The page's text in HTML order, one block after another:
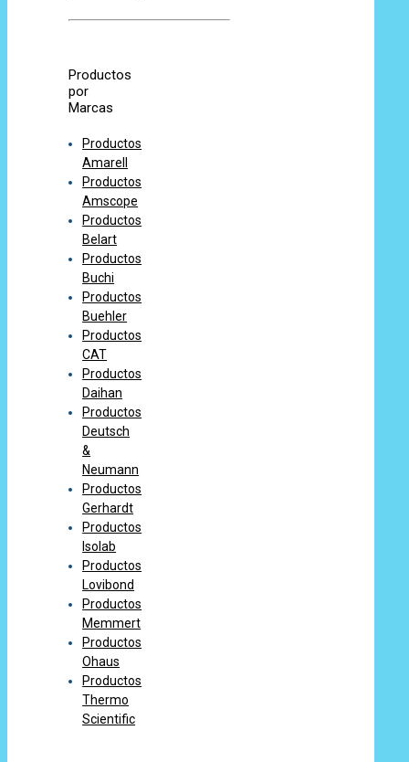
Productos
por
Marcas
Productos
Amarell
Productos
Amscope
Productos
Belart
Productos
Buchi
Productos
Buehler
Productos
CAT
Productos
Daihan
Productos
Deutsch
&
Neumann
Productos
Gerhardt
Productos
Isolab
Productos
Lovibond
Productos
Memmert
Productos
Ohaus
Productos
Thermo
Scientific